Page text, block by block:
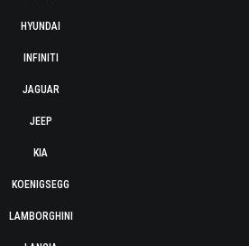
HYUNDAI
INFINITI
JAGUAR
JEEP
KIA
KOENIGSEGG
LAMBORGHINI